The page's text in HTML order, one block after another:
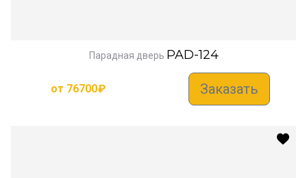
Парадная дверь PAD-124
от 76700₽ Заказать